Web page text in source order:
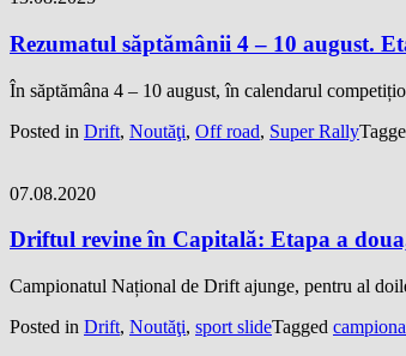
Rezumatul săptămânii 4 – 10 august.
În săptămâna 4 – 10 august, în calendarul
Posted in Drift, Noutăţi, Off road, Super Rally
07.08.2020
Driftul revine în Capitală: Etapa a
Campionatul Național de Drift ajunge, pentru al
Posted in Drift, Noutăţi, sport slideTagged